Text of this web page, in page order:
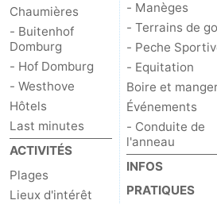
Chaumières
- Buitenhof
Domburg
- Hof Domburg
- Westhove
Hôtels
Last minutes
ACTIVITÉS
Plages
Lieux d'intérêt
- Manèges
- Terrains de
- Peche
- Equitation
Boire et
Événements
- Conduite de
l'anneau
INFOS
PRATIQUES